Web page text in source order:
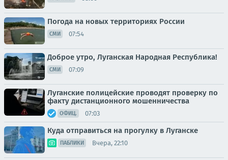
Погода на новых территориях России
СМИ 07:54
Доброе утро, Луганская Народная Республика!
СМИ 07:09
Луганские полицейские проводят проверку по
факту дистанционного мошенничества
ОФИЦ. 07:03
Куда отправиться на прогулку в Луганске
ПАБЛИКИ Вчера, 22:10